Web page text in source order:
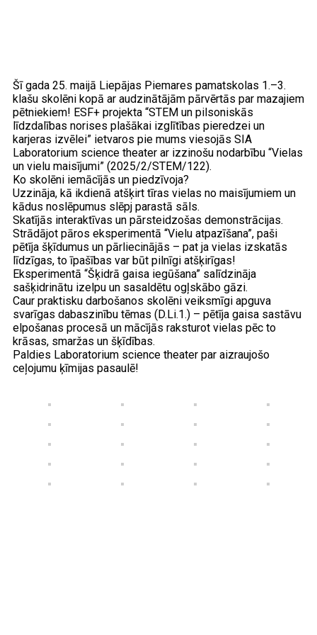
Šī gada 25. maijā Liepājas Piemares pamatskolas 1.–3.
klašu skolēni kopā ar audzinātājām pārvērtās par mazajiem
pētniekiem! ESF+ projekta “STEM un pilsoniskās
līdzdalības norises plašākai izglītības pieredzei un
karjeras izvēlei” ietvaros pie mums viesojās SIA
Laboratorium science theater ar izzinošu nodarbību “Vielas
un vielu maisījumi” (2025/2/STEM/122).
Ko skolēni iemācījās un piedzīvoja?
Uzzināja, kā ikdienā atšķirt tīras vielas no maisījumiem un
kādus noslēpumus slēpj parastā sāls.
Skatījās interaktīvas un pārsteidzošas demonstrācijas.
Strādājot pāros eksperimentā “Vielu atpazīšana”, paši
pētīja šķīdumus un pārliecinājās – pat ja vielas izskatās
līdzīgas, to īpašības var būt pilnīgi atšķirīgas!
Eksperimentā “Šķidrā gaisa iegūšana” salīdzināja
sašķidrinātu izelpu un sasaldētu ogļskābo gāzi.
Caur praktisku darbošanos skolēni veiksmīgi apguva
svarīgas dabaszinību tēmas (D.Li.1.) – pētīja gaisa sastāvu
elpošanas procesā un mācījās raksturot vielas pēc to
krāsas, smaržas un šķīdības.
Paldies Laboratorium science theater par aizraujošo
ceļojumu ķīmijas pasaulē!